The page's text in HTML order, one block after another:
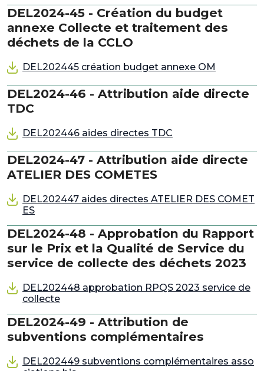
DEL2024-45 - Création du budget
annexe Collecte et traitement des
déchets de la CCLO
DEL202445 création budget annexe OM
DEL2024-46 - Attribution aide directe
TDC
DEL202446 aides directes TDC
DEL2024-47 - Attribution aide directe
ATELIER DES COMETES
DEL202447 aides directes ATELIER DES COMET
ES
DEL2024-48 - Approbation du Rapport
sur le Prix et la Qualité de Service du
service de collecte des déchets 2023
DEL202448 approbation RPQS 2023 service de
collecte
DEL2024-49 - Attribution de
subventions complémentaires
DEL202449 subventions complémentaires asso